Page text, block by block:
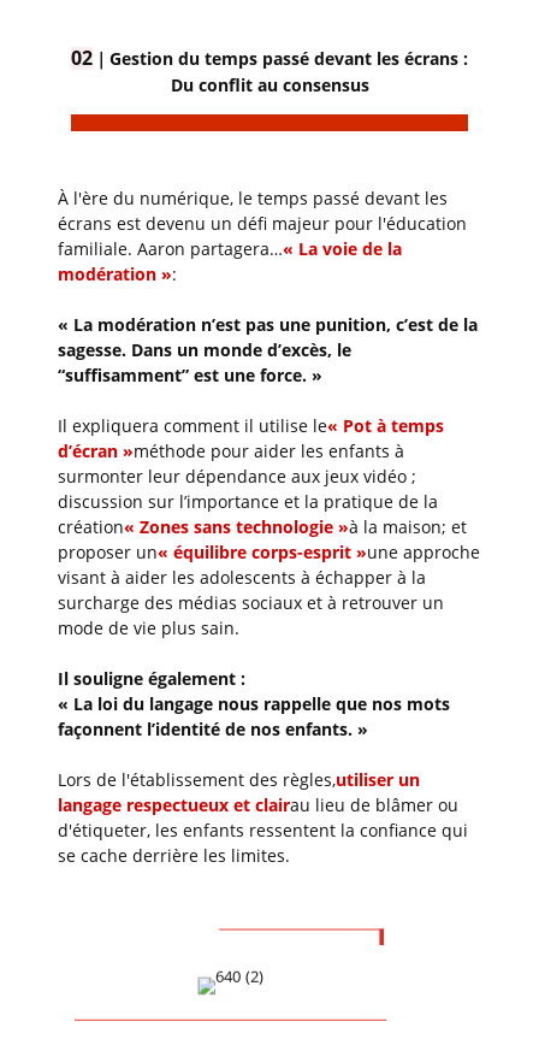
02 ｜ Gestion du temps passé devant les écrans :
Du conflit au consensus
À l'ère du numérique, le temps passé devant les
écrans est devenu un défi majeur pour l'éducation
familiale. Aaron partagera…« La voie de la
modération »:
« La modération n’est pas une punition, c’est de la
sagesse. Dans un monde d’excès, le
“suffisamment” est une force. »
Il expliquera comment il utilise le« Pot à temps
d’écran »méthode pour aider les enfants à
surmonter leur dépendance aux jeux vidéo ;
discussion sur l’importance et la pratique de la
création« Zones sans technologie »à la maison; et
proposer un« équilibre corps-esprit »une approche
visant à aider les adolescents à échapper à la
surcharge des médias sociaux et à retrouver un
mode de vie plus sain.
Il souligne également :
« La loi du langage nous rappelle que nos mots
façonnent l’identité de nos enfants. »
Lors de l'établissement des règles,utiliser un
langage respectueux et clairau lieu de blâmer ou
d'étiqueter, les enfants ressentent la confiance qui
se cache derrière les limites.